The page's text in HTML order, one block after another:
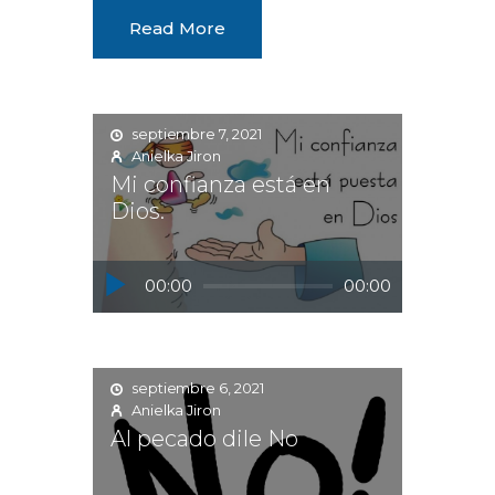
Read More
Reproductor
de
00:00 00:00
septiembre 7, 2021
Anielka Jiron
Mi confianza está en
Dios.
septiembre 6, 2021
Anielka Jiron
Al pecado dile No